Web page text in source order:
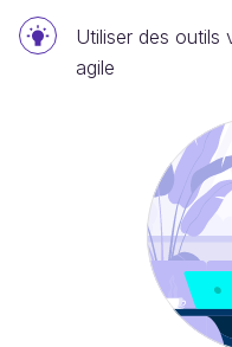
Utiliser des outils
agile